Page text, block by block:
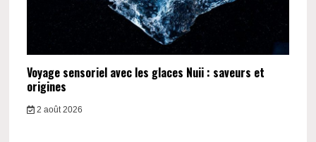
Voyage sensoriel avec les glaces Nuii : saveurs et
origines
2 août 2026